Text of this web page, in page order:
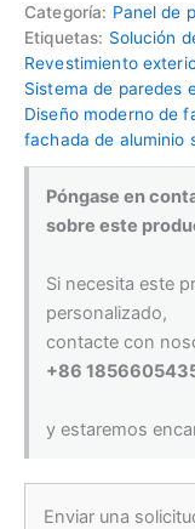
Categoría: Panel de
Etiquetas: Solución
Revestimiento
Sistema de paredes
Diseño moderno de
fachada de aluminio
Póngase en
sobre este
Si necesita este
personalizado,
contacte con
+86
y estaremos
Enviar una